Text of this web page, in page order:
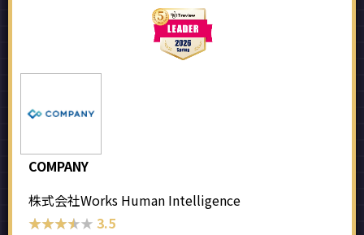
COMPANY
株式会社Works Human Intelligence
★★★★★
★★★★★ 3.5